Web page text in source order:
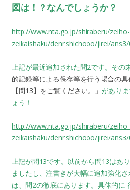
図は！？なんでしょうか？
http://www.nta.go.jp/shiraberu/
zeikaishaku/dennshichobo/jirei/
上記が最近追加された問2です。その
的記録等による保存等を行う場合の
【問13】をご覧ください。」 があり
ょう！
http://www.nta.go.jp/shiraberu/
zeikaishaku/dennshichobo/jirei/
上記が問13です。以前から問13はあ
ましたし、注書きが大幅に追加強化
は、問2の徹底にあります。具体的に